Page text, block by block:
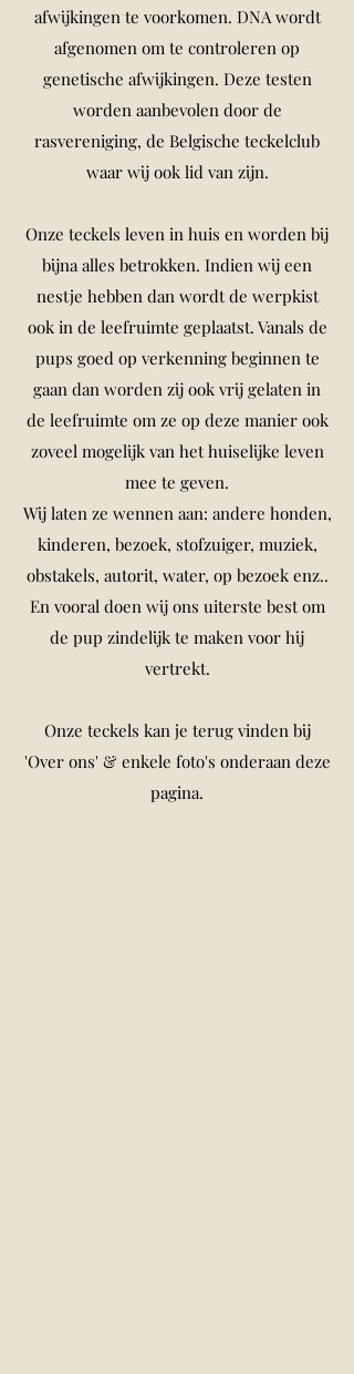
afwijkingen te voorkomen. DNA wordt
afgenomen om te controleren op
genetische afwijkingen. Deze testen
worden aanbevolen door de
rasvereniging, de Belgische teckelclub
waar wij ook lid van zijn.
Onze teckels leven in huis en worden bij
bijna alles betrokken. Indien wij een
nestje hebben dan wordt de werpkist
ook in de leefruimte geplaatst. Vanals de
pups goed op verkenning beginnen te
gaan dan worden zij ook vrij gelaten in
de leefruimte om ze op deze manier ook
zoveel mogelijk van het huiselijke leven
mee te geven.
Wij laten ze wennen aan: andere honden,
kinderen, bezoek, stofzuiger, muziek,
obstakels, autorit, water, op bezoek enz..
En vooral doen wij ons uiterste best om
de pup zindelijk te maken voor hij
vertrekt.
Onze teckels kan je terug vinden bij
'Over ons' & enkele foto's onderaan deze
pagina.